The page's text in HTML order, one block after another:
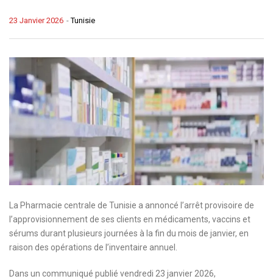
-Tunisie
23 Janvier 2026
La Pharmacie centrale de Tunisie a annoncé l’arrêt provisoire de
l’approvisionnement de ses clients en médicaments, vaccins et
sérums durant plusieurs journées à la fin du mois de janvier, en
raison des opérations de l’inventaire annuel.
Dans un communiqué publié vendredi 23 janvier 2026,